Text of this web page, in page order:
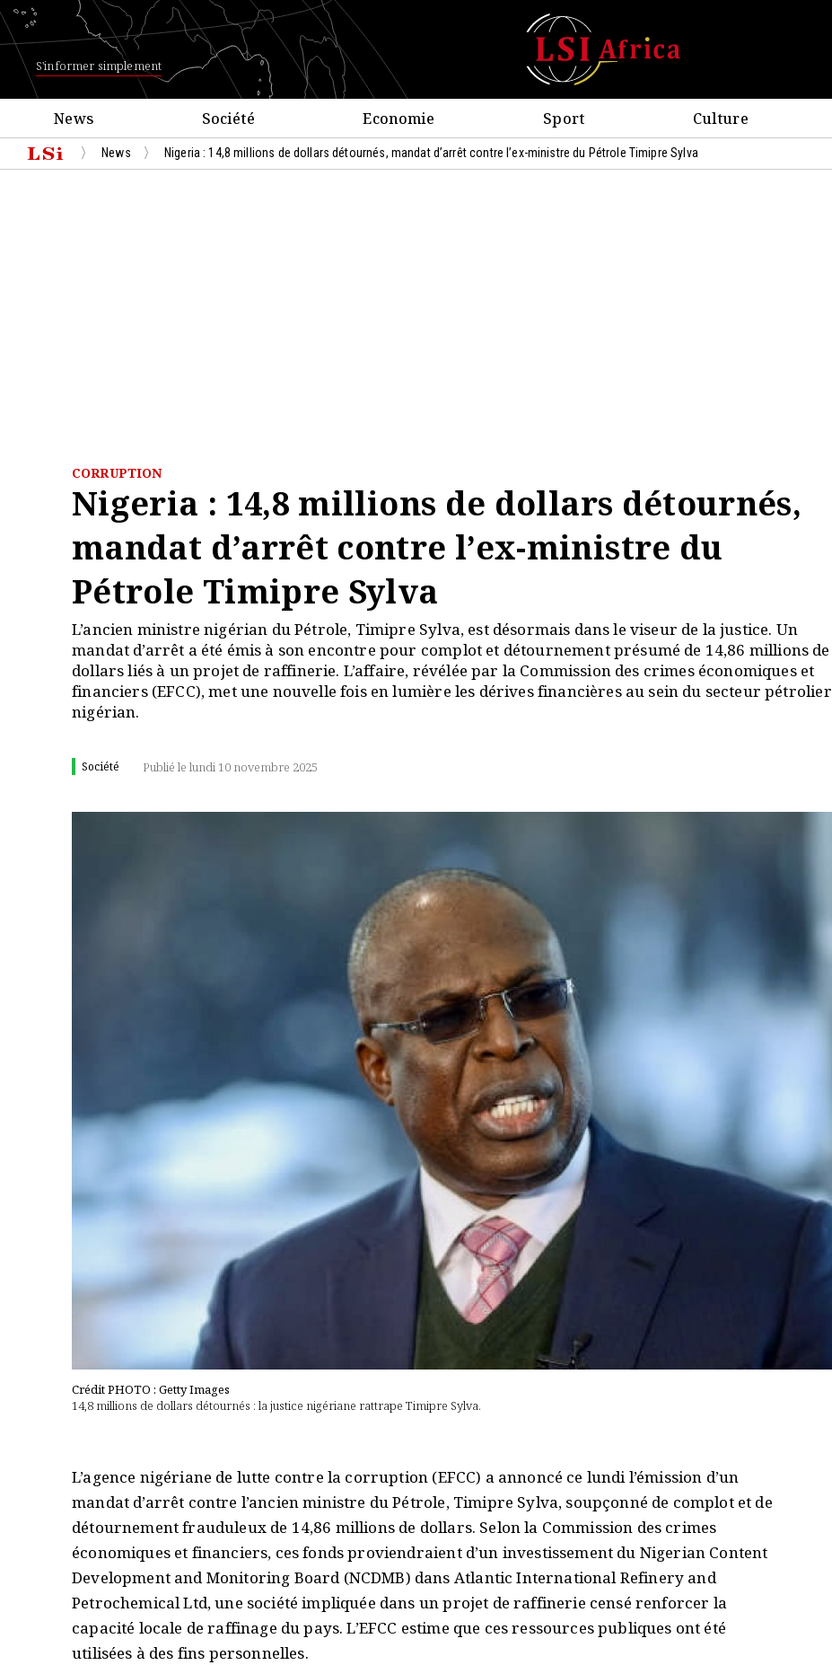
S'informer simplement
News Société Economie Sport Culture
News Nigeria : 14,8 millions de dollars détournés, mandat d’arrêt contre l’ex-ministre du Pétrole Timipre Sylva
CORRUPTION
Nigeria : 14,8 millions de dollars détournés,
mandat d’arrêt contre l’ex-ministre du
Pétrole Timipre Sylva
L’ancien ministre nigérian du Pétrole, Timipre Sylva, est désormais dans le viseur de la justice. Un
mandat d’arrêt a été émis à son encontre pour complot et détournement présumé de 14,86 millions de
dollars liés à un projet de raffinerie. L’affaire, révélée par la Commission des crimes économiques et
financiers (EFCC), met une nouvelle fois en lumière les dérives financières au sein du secteur pétrolier
nigérian.
Société Publié le lundi 10 novembre 2025
Crédit PHOTO : Getty Images
14,8 millions de dollars détournés : la justice nigériane rattrape Timipre Sylva.
L’agence nigériane de lutte contre la corruption (EFCC) a annoncé ce lundi l’émission d’un
mandat d’arrêt contre l’ancien ministre du Pétrole, Timipre Sylva, soupçonné de complot et de
détournement frauduleux de 14,86 millions de dollars. Selon la Commission des crimes
économiques et financiers, ces fonds proviendraient d’un investissement du Nigerian Content
Development and Monitoring Board (NCDMB) dans Atlantic International Refinery and
Petrochemical Ltd, une société impliquée dans un projet de raffinerie censé renforcer la
capacité locale de raffinage du pays. L’EFCC estime que ces ressources publiques ont été
utilisées à des fins personnelles.